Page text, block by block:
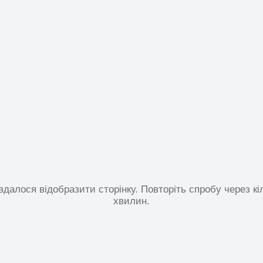
відобразити сторінку. Повторіть спробу через
хвилин.